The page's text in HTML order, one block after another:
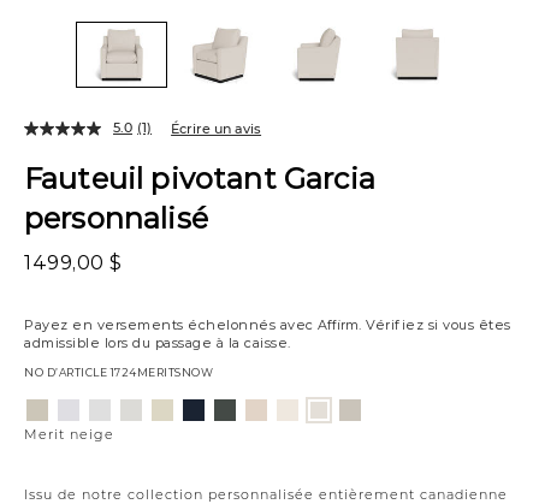
Fauteuil pivotant Garcia
personnalisé
1499,00 $
Payez en versements échelonnés avec Affirm. Vérifiez si vous êtes
admissible lors du passage à la caisse.
NO D’ARTICLE1724MERITSNOW
Issu de notre collection personnalisée entièrement canadienne
5.0 (1) Écrire un avis
Variations
platine
neigeargenture
ivoire
Merit neige